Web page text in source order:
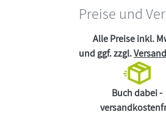
Preise und
Alle Preise inkl.
und ggf. zzgl.
Buch dabei -